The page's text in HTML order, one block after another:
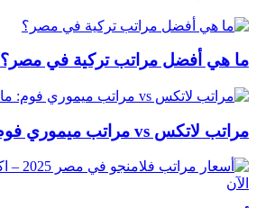
ما هي أفضل مراتب تركية في مصر؟
مراتب لاتكس vs مراتب ميموري فوم: ماذا تختار ولماذا؟